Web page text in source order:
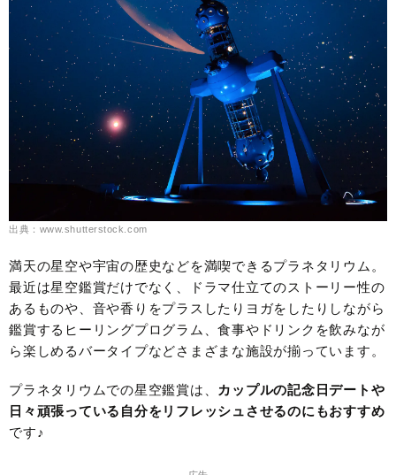
出典：www.shutterstock.com
満天の星空や宇宙の歴史などを満喫できるプラネタリウム。
最近は星空鑑賞だけでなく、ドラマ仕立てのストーリー性の
あるものや、音や香りをプラスしたりヨガをしたりしながら
鑑賞するヒーリングプログラム、食事やドリンクを飲みなが
ら楽しめるバータイプなどさまざまな施設が揃っています。
プラネタリウムでの星空鑑賞は、
カップルの記念日デートや
日々頑張っている自分をリフレッシュさせるのにもおすすめ
です♪